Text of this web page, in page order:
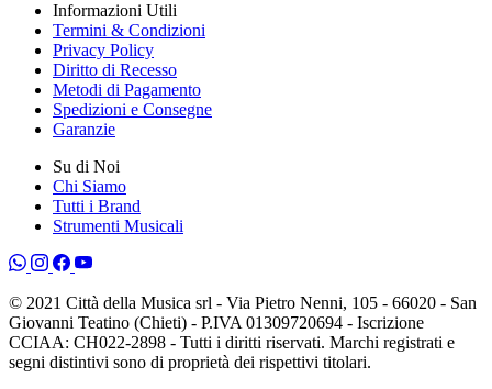
Informazioni Utili
Termini & Condizioni
Privacy Policy
Diritto di Recesso
Metodi di Pagamento
Spedizioni e Consegne
Garanzie
Su di Noi
Chi Siamo
Tutti i Brand
Strumenti Musicali
© 2021 Città della Musica srl - Via Pietro Nenni, 105 - 66020 - San
Giovanni Teatino (Chieti) - P.IVA 01309720694 - Iscrizione
CCIAA: CH022-2898 - Tutti i diritti riservati. Marchi registrati e
segni distintivi sono di proprietà dei rispettivi titolari.